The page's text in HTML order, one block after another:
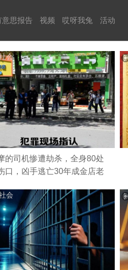
意思报告 视频 哎呀我兔 活动
的司机惨遭劫杀，全身80处
口，凶手逃亡30年成金店老
会
会